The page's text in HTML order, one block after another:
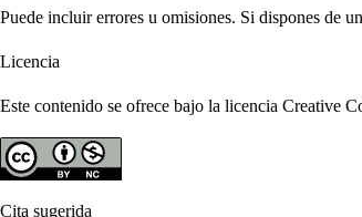
Puede incluir errores u omisiones. Si dispones de
Licencia
Este contenido se ofrece bajo la licencia Creative
Cita sugerida